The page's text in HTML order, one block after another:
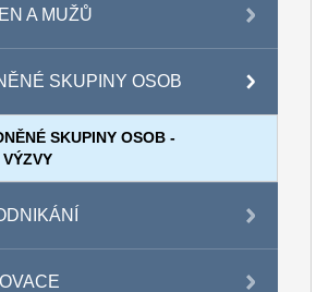
A MUŽŮ
SKUPINY OSOB
SKUPINY OSOB -